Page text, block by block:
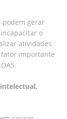
podem gerar
o
atividades
importante